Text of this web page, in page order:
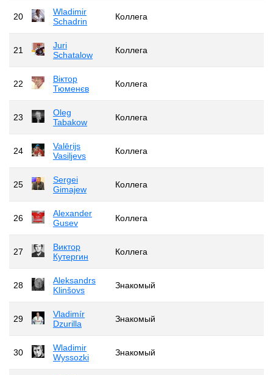
20
Wladimir
Schadrin
Коллега
21
Juri
Schatalow
Коллега
22
Віктор
Тюменєв
Коллега
23
Oleg
Tabakow
Коллега
24
Valērijs
Vasiļjevs
Коллега
25
Sergei
Gimajew
Коллега
26
Alexander
Gusev
Коллега
27
Виктор
Кутергин
Коллега
28
Aleksandrs
Klinšovs
Знакомый
29
Vladimír
Dzurilla
Знакомый
30
Wladimir
Wyssozki
Знакомый